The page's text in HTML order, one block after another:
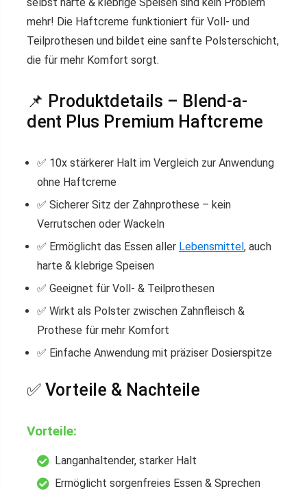
mehr! Die Haftcreme funktioniert für Voll- und
Teilprothesen und bildet eine sanfte Polsterschicht,
die für mehr Komfort sorgt.
📌 Produktdetails – Blend-a-
dent Plus Premium Haftcreme
✅ 10x stärkerer Halt im Vergleich zur Anwendung
ohne Haftcreme
✅ Sicherer Sitz der Zahnprothese – kein
Verrutschen oder Wackeln
✅ Ermöglicht das Essen aller Lebensmittel , auch
harte & klebrige Speisen
✅ Geeignet für Voll- & Teilprothesen
✅ Wirkt als Polster zwischen Zahnfleisch &
Prothese für mehr Komfort
✅ Einfache Anwendung mit präziser Dosierspitze
✅ Vorteile & Nachteile
Vorteile:
Langanhaltender, starker Halt
Ermöglicht sorgenfreies Essen & Sprechen